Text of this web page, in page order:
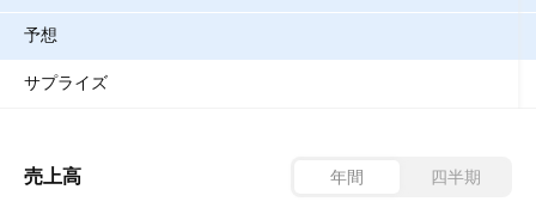
予想
サプライズ
売上高 年間 四半期